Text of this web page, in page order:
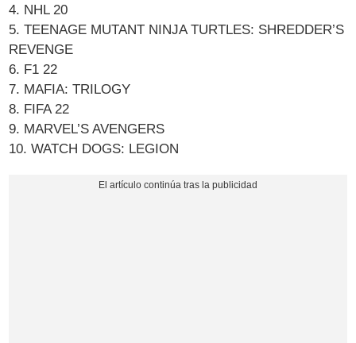
4. NHL 20
5. TEENAGE MUTANT NINJA TURTLES: SHREDDER’S
REVENGE
6. F1 22
7. MAFIA: TRILOGY
8. FIFA 22
9. MARVEL’S AVENGERS
10. WATCH DOGS: LEGION